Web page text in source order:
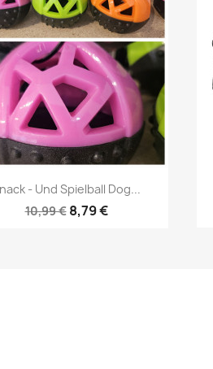
Vorschau
- Und Spielball Dog...
10,99 € 8,79 €